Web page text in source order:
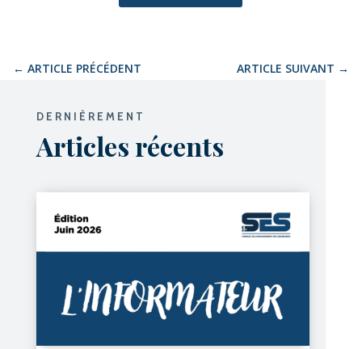
← ARTICLE PRÉCÉDENT ARTICLE SUIVANT →
DERNIÈREMENT
Articles récents